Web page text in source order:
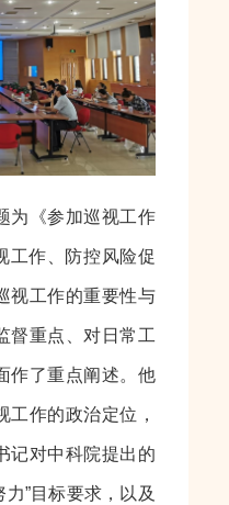
《参加巡视工作
作、防控风险促
视工作的重要性与
督重点、对日常工
作了重点阐述。他
工作的政治定位，
记对中科院提出的
力”目标要求，以及